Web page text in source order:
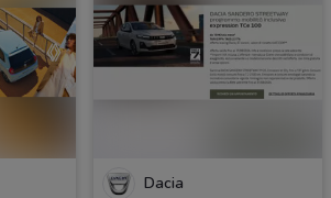
Dacia